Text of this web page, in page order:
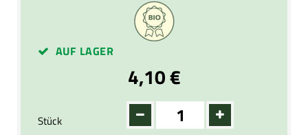
AUF LAGER
4,10 €
Stück